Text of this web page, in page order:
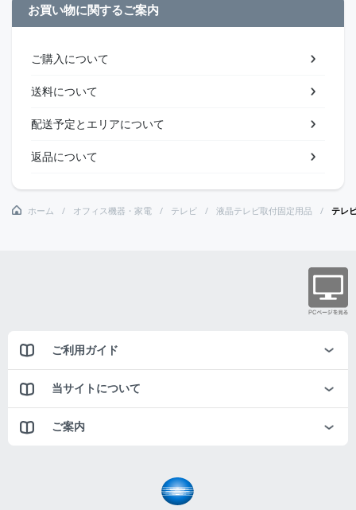
お買い物に関するご案内
ご購入について
送料について
配送予定とエリアについて
返品について
ホーム オフィス機器・家電 テレビ 液晶テレビ取付固定用品 テレ
ご利用ガイド
当サイトについて
ご案内